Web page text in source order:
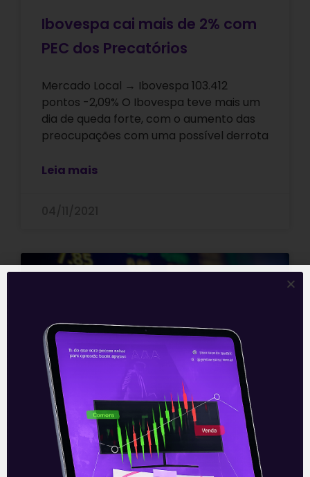
Ibovespa cai mais de 2% com
PEC dos Precatórios
Mercado Local → Ibovespa 103.412
pontos -2,09% O Ibovespa teve mais um
dia de queda forte, com o aumento das
preocupações com uma possível derrota
Leia mais
ARTIGOS
Ibovespa fecha o dia com
nova alta